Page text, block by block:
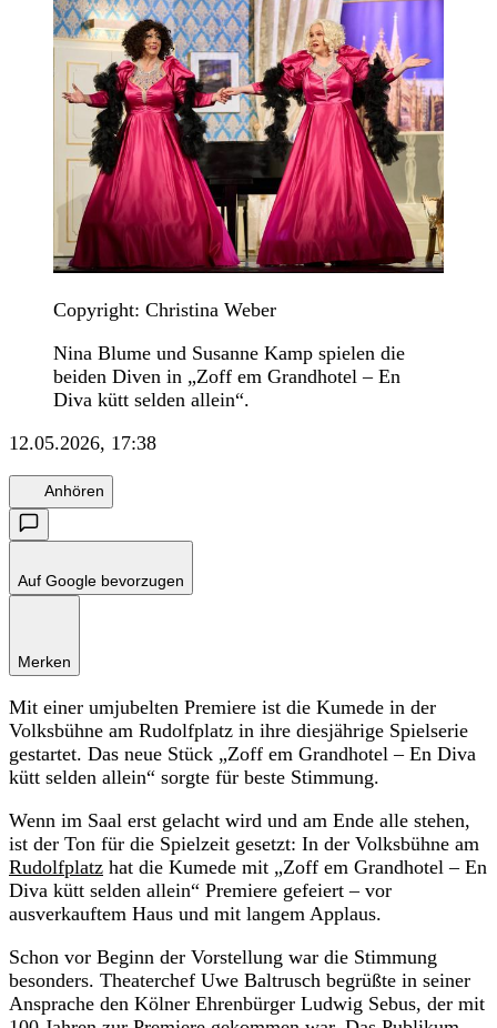
Copyright: Christina Weber
Nina Blume und Susanne Kamp spielen die
beiden Diven in „Zoff em Grandhotel – En
Diva kütt selden allein“.
12.05.2026, 17:38
Anhören
Auf Google bevorzugen
Merken
Mit einer umjubelten Premiere ist die Kumede in der
Volksbühne am Rudolfplatz in ihre diesjährige Spielserie
gestartet. Das neue Stück „Zoff em Grandhotel – En Diva
kütt selden allein“ sorgte für beste Stimmung.
Wenn im Saal erst gelacht wird und am Ende alle stehen,
ist der Ton für die Spielzeit gesetzt: In der Volksbühne am
Rudolfplatz hat die Kumede mit „Zoff em Grandhotel – En
Diva kütt selden allein“ Premiere gefeiert – vor
ausverkauftem Haus und mit langem Applaus.
Schon vor Beginn der Vorstellung war die Stimmung
besonders. Theaterchef Uwe Baltrusch begrüßte in seiner
Ansprache den Kölner Ehrenbürger Ludwig Sebus, der mit